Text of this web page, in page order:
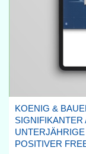
KOENIG &
POSITIVER